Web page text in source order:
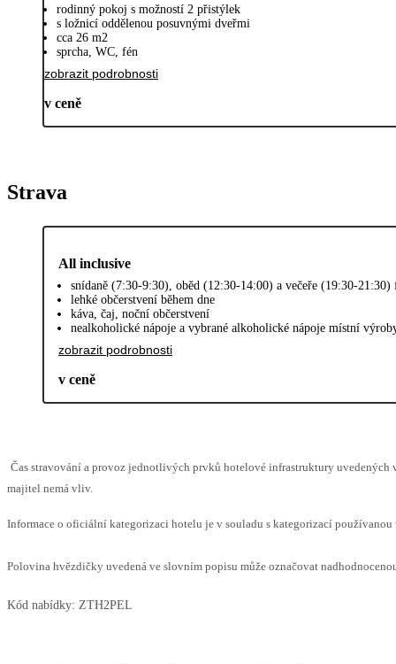
rodinný pokoj s možností 2 přistýlek
s ložnicí oddělenou posuvnými dveřmi
cca 26 m2
sprcha, WC, fén
zobrazit podrobnosti
v ceně
Strava
All inclusive
snídaně (7:30-9:30), oběd (12:30-14:00) a večeře (19:30-
lehké občerstvení během dne
káva, čaj, noční občerstvení
nealkoholické nápoje a vybrané alkoholické nápoje místní
zobrazit podrobnosti
v ceně
Čas stravování a provoz jednotlivých prvků hotelové infrastruktury uvedených
majitel nemá vliv.
Informace o oficiální kategorizaci hotelu je v souladu s kategorizací
Polovina hvězdičky uvedená ve slovním popisu může označovat
Kód nabídky: ZTH2PEL